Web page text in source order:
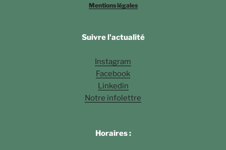
Mentions légales
Suivre l'actualité
Instagram
Facebook
Linkedin
Notre infolettre
Horaires :